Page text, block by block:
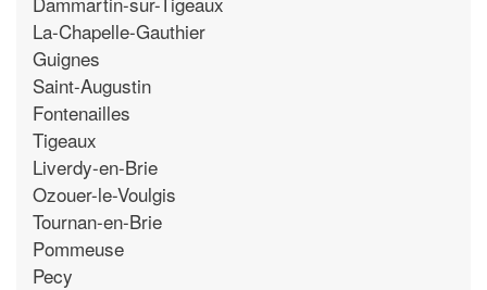
La-Chapelle-Gauthier
Guignes
Saint-Augustin
Fontenailles
Tigeaux
Liverdy-en-Brie
Ozouer-le-Voulgis
Tournan-en-Brie
Pommeuse
Pecy